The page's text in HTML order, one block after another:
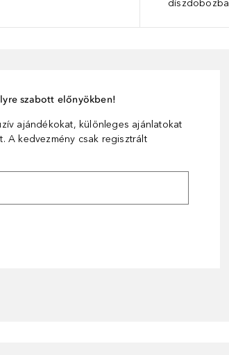
díszdobozba
szabott előnyökben!
ajándékokat, különleges ajánlatokat
A kedvezmény csak regisztrált